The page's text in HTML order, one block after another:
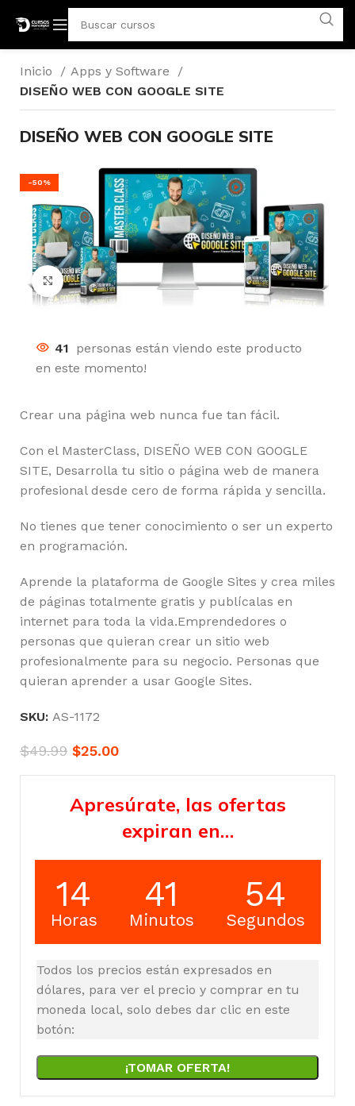
Inicio
Apps y Software
DISEÑO WEB CON GOOGLE SITE
DISEÑO WEB CON GOOGLE SITE
-50%
Click para agrandar
41 personas están viendo este producto
en este momento!
Crear una página web nunca fue tan fácil.
Con el MasterClass, DISEÑO WEB CON GOOGLE
SITE, Desarrolla tu sitio o página web de manera
profesional desde cero de forma rápida y sencilla.
No tienes que tener conocimiento o ser un experto
en programación.
Aprende la plataforma de Google Sites y crea miles
de páginas totalmente gratis y publícalas en
internet para toda la vida.Emprendedores o
personas que quieran crear un sitio web
profesionalmente para su negocio. Personas que
quieran aprender a usar Google Sites.
SKU: AS-1172
$49.99 $25.00
Apresúrate, las ofertas
expiran en…
14
Horas
41
Minutos
54
Segundos
Todos los precios están expresados en
dólares, para ver el precio y comprar en tu
moneda local, solo debes dar clic en este
botón:
¡TOMAR OFERTA!